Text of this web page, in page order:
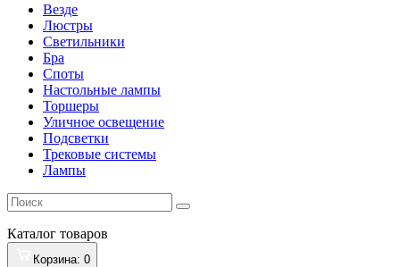
Везде
Люстры
Светильники
Бра
Споты
Настольные лампы
Торшеры
Уличное освещение
Подсветки
Трековые системы
Лампы
Каталог товаров
Корзина: 0